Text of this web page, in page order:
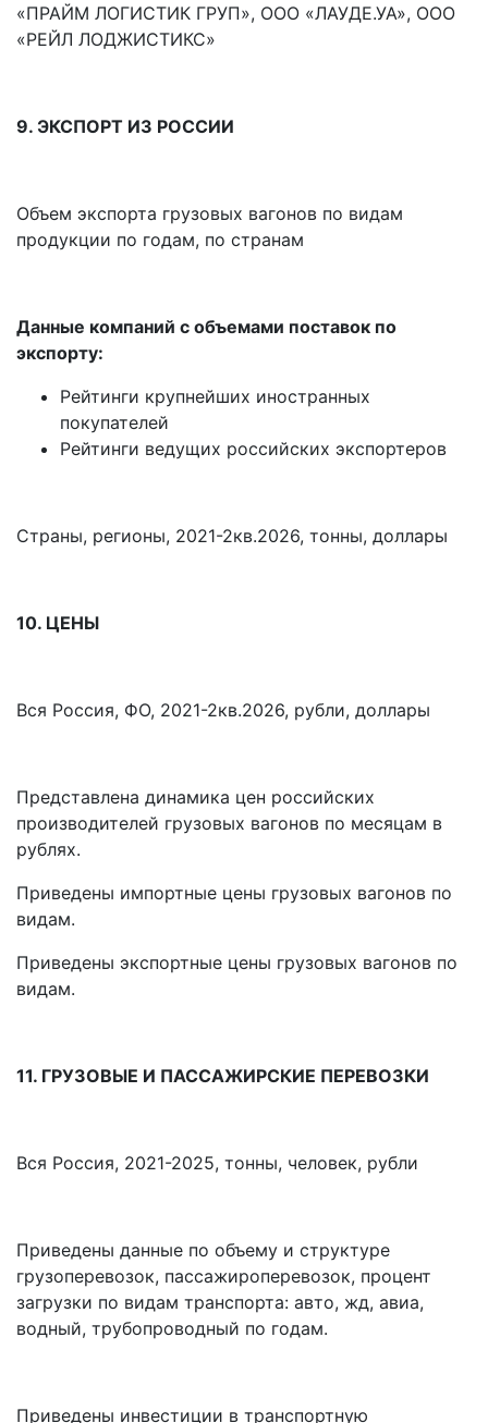
«ПРАЙМ ЛОГИСТИК ГРУП», ООО «ЛАУДЕ.УА», ООО
«РЕЙЛ ЛОДЖИСТИКС»
9. ЭКСПОРТ ИЗ РОССИИ
Объем экспорта грузовых вагонов по видам
продукции по годам, по странам
Данные компаний с объемами поставок по
экспорту:
Рейтинги крупнейших иностранных
покупателей
Рейтинги ведущих российских экспортеров
Страны, регионы, 2021-2кв.2026, тонны, доллары
10. ЦЕНЫ
Вся Россия, ФО, 2021-2кв.2026, рубли, доллары
Представлена динамика цен российских
производителей грузовых вагонов по месяцам в
рублях.
Приведены импортные цены грузовых вагонов по
видам.
Приведены экспортные цены грузовых вагонов по
видам.
11. ГРУЗОВЫЕ И ПАССАЖИРСКИЕ ПЕРЕВОЗКИ
Вся Россия, 2021-2025, тонны, человек, рубли
Приведены данные по объему и структуре
грузоперевозок, пассажироперевозок, процент
загрузки по видам транспорта: авто, жд, авиа,
водный, трубопроводный по годам.
Приведены инвестиции в транспортную